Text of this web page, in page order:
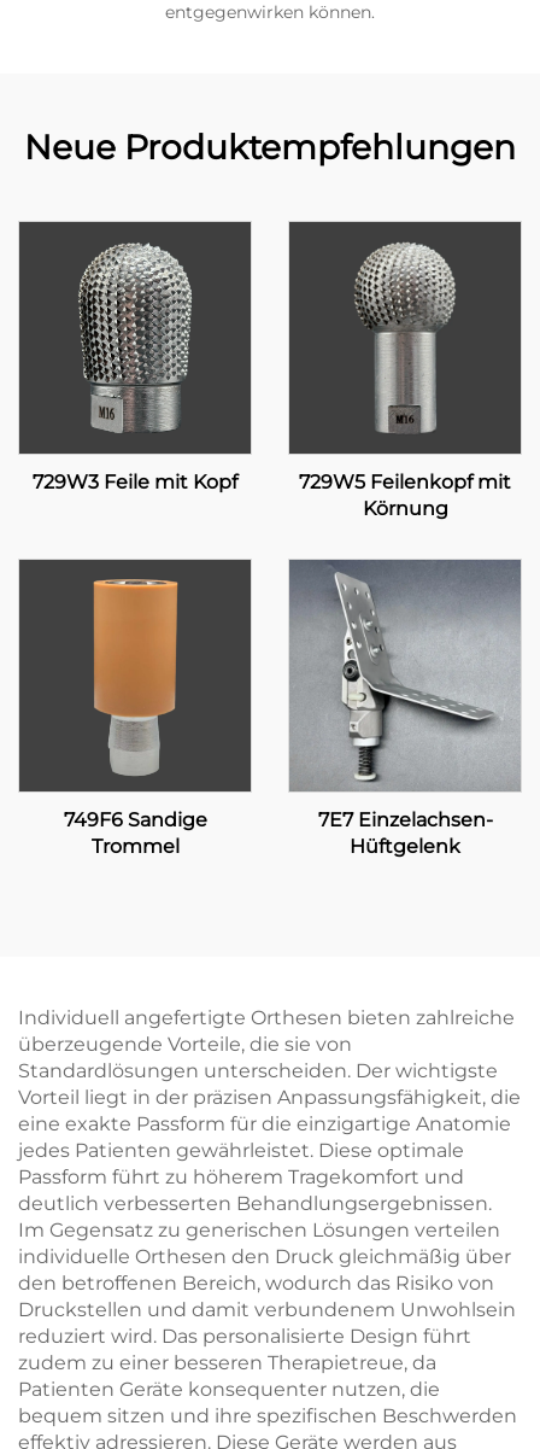
entgegenwirken können.
Neue Produktempfehlungen
729W3 Feile mit Kopf
729W5 Feilenkopf mit
Körnung
749F6 Sandige
Trommel
7E7 Einzelachsen-
Hüftgelenk
Individuell angefertigte Orthesen bieten zahlreiche
überzeugende Vorteile, die sie von
Standardlösungen unterscheiden. Der wichtigste
Vorteil liegt in der präzisen Anpassungsfähigkeit, die
eine exakte Passform für die einzigartige Anatomie
jedes Patienten gewährleistet. Diese optimale
Passform führt zu höherem Tragekomfort und
deutlich verbesserten Behandlungsergebnissen.
Im Gegensatz zu generischen Lösungen verteilen
individuelle Orthesen den Druck gleichmäßig über
den betroffenen Bereich, wodurch das Risiko von
Druckstellen und damit verbundenem Unwohlsein
reduziert wird. Das personalisierte Design führt
zudem zu einer besseren Therapietreue, da
Patienten Geräte konsequenter nutzen, die
bequem sitzen und ihre spezifischen Beschwerden
effektiv adressieren. Diese Geräte werden aus